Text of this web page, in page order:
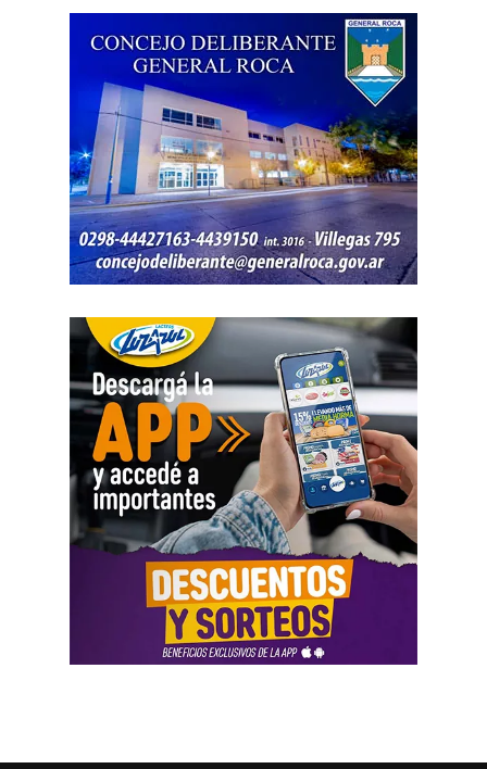
Hacienda, Gabriel Sánchez y el director ejecutivo de la
Unidad Provincial de Coordinación y Ejecución del
Financiamiento Externo (UPCEFE), Martín Camiña.
Como parte de la agenda oficial, la comitiva provincial
mantiene reuniones con organismos internacionales y
agencias de Estados Unidos para fortalecer vínculos que
permitan impulsar inversiones y acceder a nuevas
herramientas de financiamiento para el crecimiento de
Río Negro.
La agenda de trabajo comenzó con un encuentro en la
Embajada Argentina en Estados Unidos, donde la
comitiva se reunió con el equipo de consejeros que
acompaña la organización de las reuniones previstas con
organismos internacionales y entidades financieras. El